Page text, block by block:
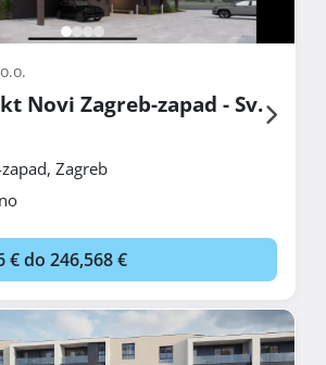
Novi Zagreb-zapad - Sv.
, Zagreb
€ do 246,568 €